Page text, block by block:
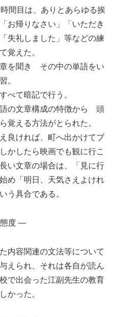
間目は、ありとあらゆる挨
お帰りなさい」「いただき
失礼しました」等などの練
覚えた。
を聞き その中の単語をい
。
べて暗記で行う。
の文章構成の特徴から 頭
覚える方法がとられた。
良ければ、町へ出かけてブ
かしたら映画でも観に行こ
い文章の場合は、「見に行
め「明日、天気さえよけれ
う具合である。
態度 ―
内容関連の文法等について
えられ、それは各自が読ん
で出会った江副先生の教育
かった。